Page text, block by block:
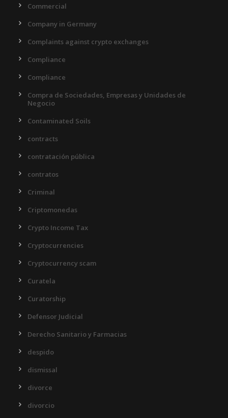
Commercial
Company in Germany
Complaints against crypto exchanges
Compliance
Compliance
Compra de Sociedades, Empresas y Unidades de
Negocio
Contaminated Soils
contracts
contratación pública
contratos
Criminal
Criptomonedas
Crypto Income Tax
Cryptocurrencies
Cryptocurrency scam
Curatela
Curatorship
Defensor Judicial
Derecho Sanitario y Farmacias
despido
dismissal
divorce
divorcio